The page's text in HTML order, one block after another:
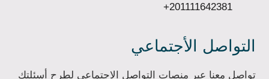
التواصل الأجتماعي
تواصل معنا عبر منصات التواصل الاجتماعي لطرح أسئلتك
+201111642381